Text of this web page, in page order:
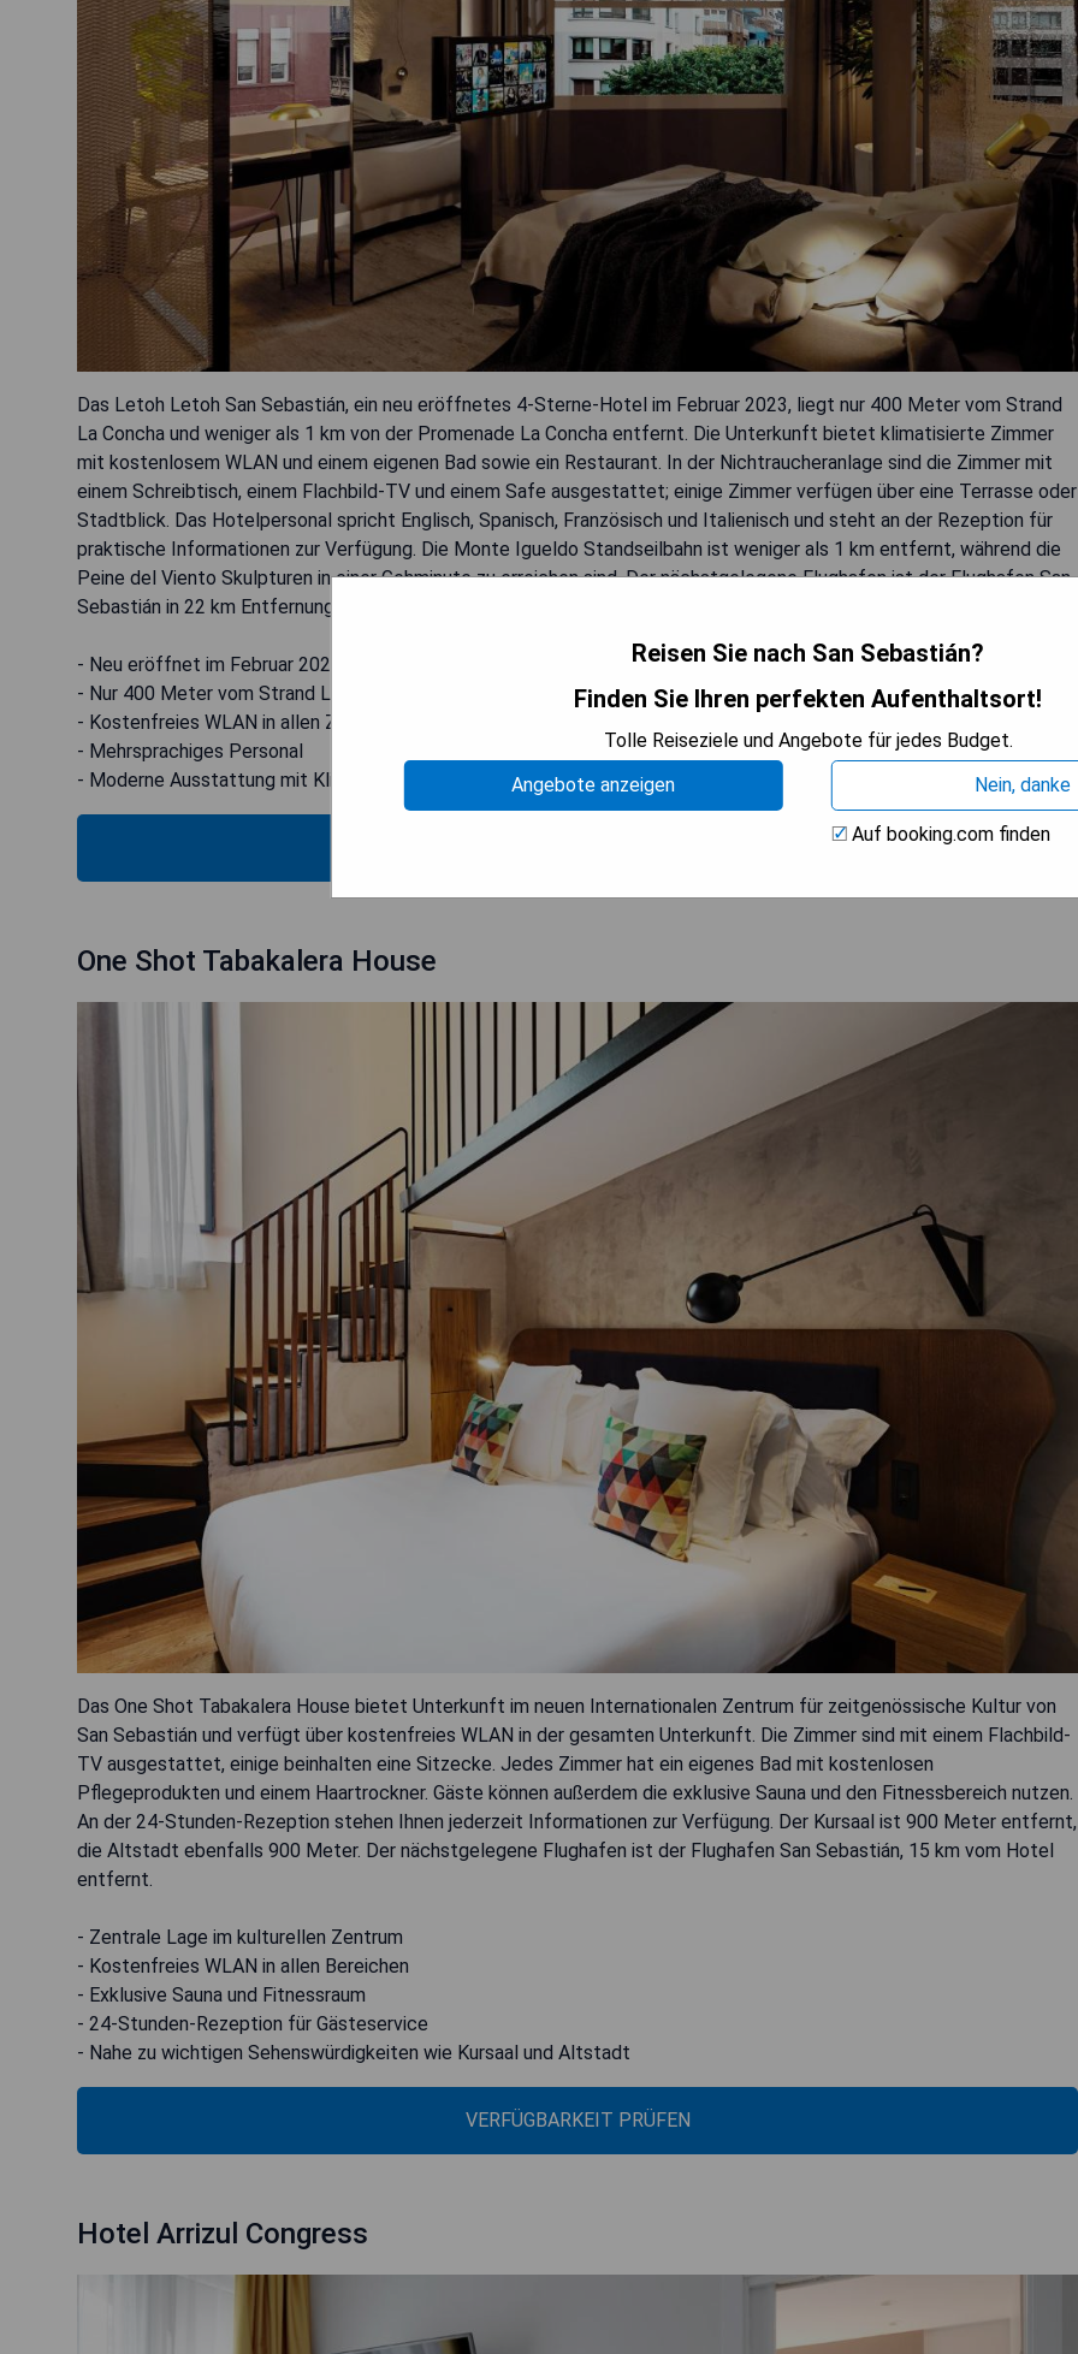
Das Letoh Letoh San Sebastián, ein neu eröffnetes 4-Sterne-Hotel im Februar 2023, liegt nur 400 Meter vom Strand
La Concha und weniger als 1 km von der Promenade La Concha entfernt. Die Unterkunft bietet klimatisierte Zimmer
mit kostenlosem WLAN und einem eigenen Bad sowie ein Restaurant. In der Nichtraucheranlage sind die Zimmer mit
einem Schreibtisch, einem Flachbild-TV und einem Safe ausgestattet; einige Zimmer verfügen über eine Terrasse oder
Stadtblick. Das Hotelpersonal spricht Englisch, Spanisch, Französisch und Italienisch und steht an der Rezeption für
praktische Informationen zur Verfügung. Die Monte Igueldo Standseilbahn ist weniger als 1 km entfernt, während die
Peine del Viento Skulpturen in einer Gehminute zu erreichen sind. Der nächstgelegene Flughafen ist der Flughafen San
Sebastián in 22 km Entfernung.
- Neu eröffnet im Februar 2023
- Nur 400 Meter vom Strand La Concha entfernt
- Kostenfreies WLAN in allen Zimmern
- Mehrsprachiges Personal
- Moderne Ausstattung mit Klimaanlage
One Shot Tabakalera House
Das One Shot Tabakalera House bietet Unterkunft im neuen Internationalen Zentrum für zeitgenössische Kultur von
San Sebastián und verfügt über kostenfreies WLAN in der gesamten Unterkunft. Die Zimmer sind mit einem Flachbild-
TV ausgestattet, einige beinhalten eine Sitzecke. Jedes Zimmer hat ein eigenes Bad mit kostenlosen
Pflegeprodukten und einem Haartrockner. Gäste können außerdem die exklusive Sauna und den Fitnessbereich nutzen.
An der 24-Stunden-Rezeption stehen Ihnen jederzeit Informationen zur Verfügung. Der Kursaal ist 900 Meter entfernt,
die Altstadt ebenfalls 900 Meter. Der nächstgelegene Flughafen ist der Flughafen San Sebastián, 15 km vom Hotel
entfernt.
- Zentrale Lage im kulturellen Zentrum
- Kostenfreies WLAN in allen Bereichen
- Exklusive Sauna und Fitnessraum
- 24-Stunden-Rezeption für Gästeservice
- Nahe zu wichtigen Sehenswürdigkeiten wie Kursaal und Altstadt
VERFÜGBARKEIT PRÜFEN
Hotel Arrizul Congress
Reisen Sie nach San Sebastián?
Finden Sie Ihren perfekten Aufenthaltsort!
Tolle Reiseziele und Angebote für jedes Budget.
Angebote anzeigen
Nein, danke
Auf booking.com finden